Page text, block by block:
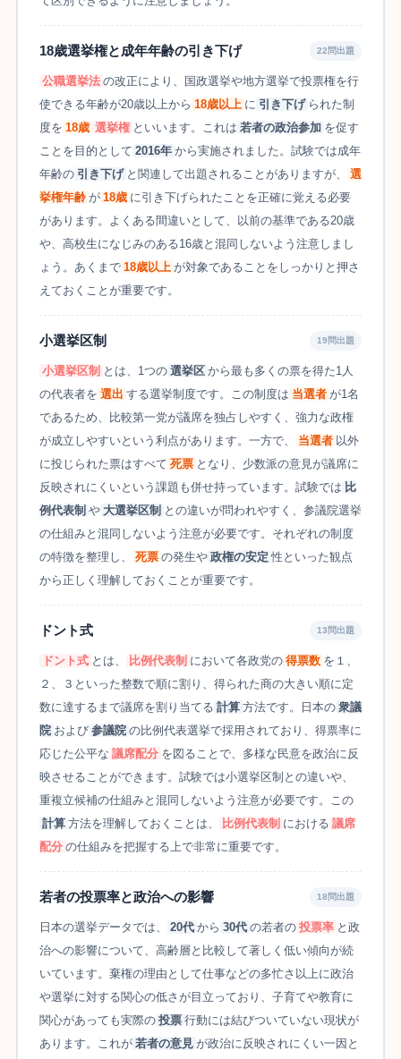
18歳選挙権と成年年齢の引き下げ 22問出題
公職選挙法 の改正により、国政選挙や地方選挙で投票権を行
使できる年齢が20歳以上から 18歳以上 に 引き下げ られた制
度を 18歳 選挙権 といいます。これは 若者の政治参加 を促す
ことを目的として 2016年 から実施されました。試験では成年
年齢の 引き下げ と関連して出題されることがありますが、
選
挙権年齢 が 18歳 に引き下げられたことを正確に覚える必要
があります。よくある間違いとして、以前の基準である20歳
や、高校生になじみのある16歳と混同しないよう注意しまし
ょう。あくまで 18歳以上 が対象であることをしっかりと押さ
えておくことが重要です。
小選挙区制 19問出題
小選挙区制 とは、1つの 選挙区 から最も多くの票を得た1人
の代表者を 選出 する選挙制度です。この制度は 当選者 が1名
であるため、比較第一党が議席を独占しやすく、強力な政権
が成立しやすいという利点があります。一方で、
当選者 以外
に投じられた票はすべて 死票 となり、少数派の意見が議席に
反映されにくいという課題も併せ持っています。試験では 比
例代表制 や 大選挙区制 との違いが問われやすく、参議院選挙
の仕組みと混同しないよう注意が必要です。それぞれの制度
の特徴を整理し、
死票 の発生や 政権の安定 性といった観点
から正しく理解しておくことが重要です。
ドント式 13問出題
ドント式 とは、 比例代表制 において各政党の 得票数 を１、
２、３といった整数で順に割り、得られた商の大きい順に定
数に達するまで議席を割り当てる 計算 方法です。日本の 衆議
院 および 参議院 の比例代表選挙で採用されており、得票率に
応じた公平な 議席配分 を図ることで、多様な民意を政治に反
映させることができます。試験では小選挙区制との違いや、
重複立候補の仕組みと混同しないよう注意が必要です。この
計算 方法を理解しておくことは、 比例代表制 における 議席
配分 の仕組みを把握する上で非常に重要です。
若者の投票率と政治への影響 18問出題
日本の選挙データでは、 20代 から 30代 の若者の 投票率 と政
治への影響について、高齢層と比較して著しく低い傾向が続
いています。棄権の理由として仕事などの多忙さ以上に政治
や選挙に対する関心の低さが目立っており、子育てや教育に
関心があっても実際の 投票 行動には結びついていない現状が
あります。これが 若者の意見 が政治に反映されにくい一因と